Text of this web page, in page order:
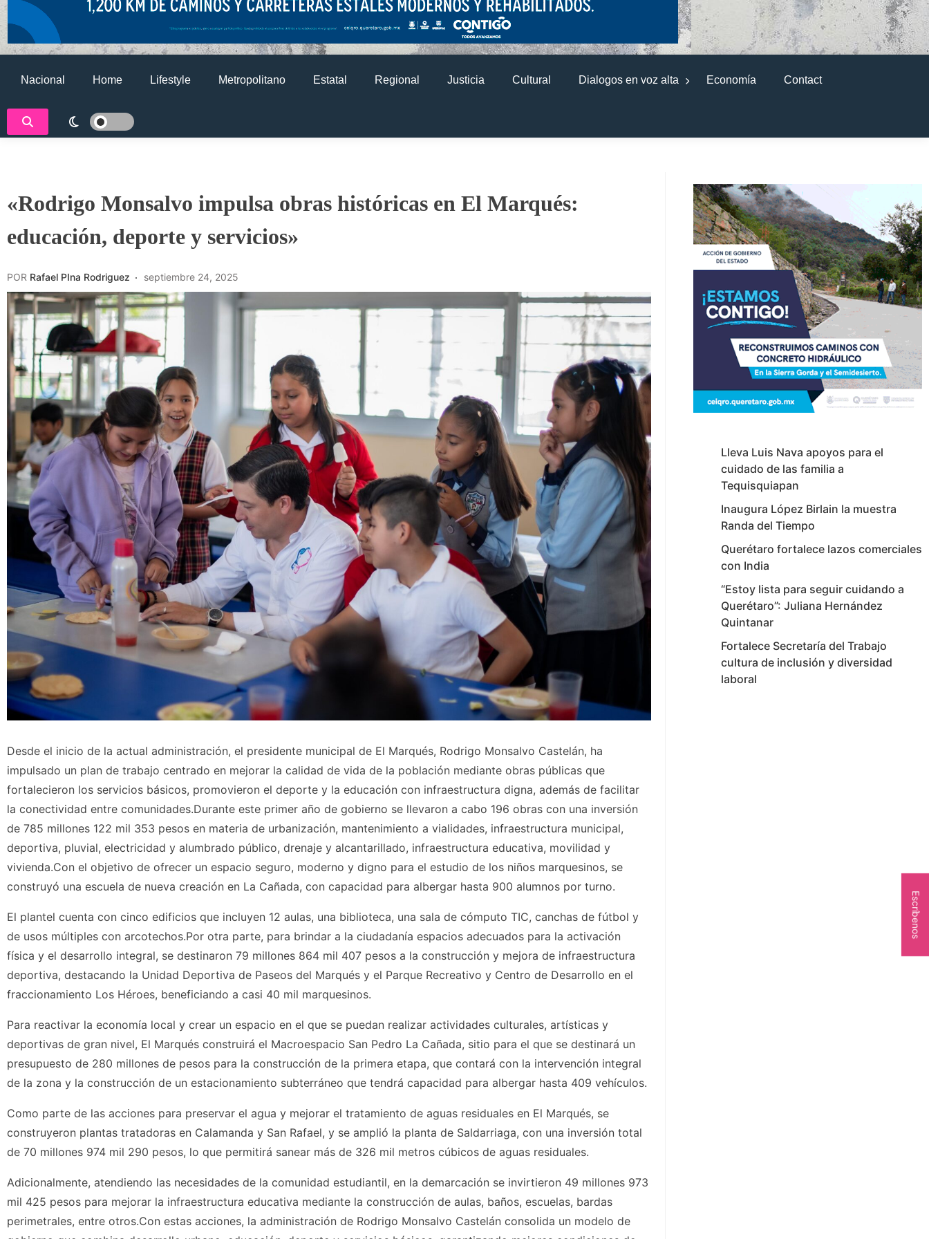
Nacional Home Lifestyle Metropolitano Estatal Regional Justicia Cultural Dialogos en voz alta Economía Contact
«Rodrigo Monsalvo impulsa obras históricas en El Marqués:
educación, deporte y servicios»
POR Rafael PIna Rodriguez septiembre 24, 2025
Desde el inicio de la actual administración, el presidente municipal de El Marqués, Rodrigo Monsalvo Castelán, ha
impulsado un plan de trabajo centrado en mejorar la calidad de vida de la población mediante obras públicas que
fortalecieron los servicios básicos, promovieron el deporte y la educación con infraestructura digna, además de facilitar
la conectividad entre comunidades.Durante este primer año de gobierno se llevaron a cabo 196 obras con una inversión
de 785 millones 122 mil 353 pesos en materia de urbanización, mantenimiento a vialidades, infraestructura municipal,
deportiva, pluvial, electricidad y alumbrado público, drenaje y alcantarillado, infraestructura educativa, movilidad y
vivienda.Con el objetivo de ofrecer un espacio seguro, moderno y digno para el estudio de los niños marquesinos, se
construyó una escuela de nueva creación en La Cañada, con capacidad para albergar hasta 900 alumnos por turno.
El plantel cuenta con cinco edificios que incluyen 12 aulas, una biblioteca, una sala de cómputo TIC, canchas de fútbol y
de usos múltiples con arcotechos.Por otra parte, para brindar a la ciudadanía espacios adecuados para la activación
física y el desarrollo integral, se destinaron 79 millones 864 mil 407 pesos a la construcción y mejora de infraestructura
deportiva, destacando la Unidad Deportiva de Paseos del Marqués y el Parque Recreativo y Centro de Desarrollo en el
fraccionamiento Los Héroes, beneficiando a casi 40 mil marquesinos.
Para reactivar la economía local y crear un espacio en el que se puedan realizar actividades culturales, artísticas y
deportivas de gran nivel, El Marqués construirá el Macroespacio San Pedro La Cañada, sitio para el que se destinará un
presupuesto de 280 millones de pesos para la construcción de la primera etapa, que contará con la intervención integral
de la zona y la construcción de un estacionamiento subterráneo que tendrá capacidad para albergar hasta 409 vehículos.
Como parte de las acciones para preservar el agua y mejorar el tratamiento de aguas residuales en El Marqués, se
construyeron plantas tratadoras en Calamanda y San Rafael, y se amplió la planta de Saldarriaga, con una inversión total
de 70 millones 974 mil 290 pesos, lo que permitirá sanear más de 326 mil metros cúbicos de aguas residuales.
Adicionalmente, atendiendo las necesidades de la comunidad estudiantil, en la demarcación se invirtieron 49 millones 973
mil 425 pesos para mejorar la infraestructura educativa mediante la construcción de aulas, baños, escuelas, bardas
perimetrales, entre otros.Con estas acciones, la administración de Rodrigo Monsalvo Castelán consolida un modelo de
Lleva Luis Nava apoyos para el
cuidado de las familia a
Tequisquiapan
Inaugura López Birlain la muestra
Randa del Tiempo
Querétaro fortalece lazos comerciales
con India
“Estoy lista para seguir cuidando a
Querétaro”: Juliana Hernández
Quintanar
Fortalece Secretaría del Trabajo
cultura de inclusión y diversidad
laboral
Escríbenos